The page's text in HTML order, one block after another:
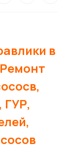
в
ГУР,